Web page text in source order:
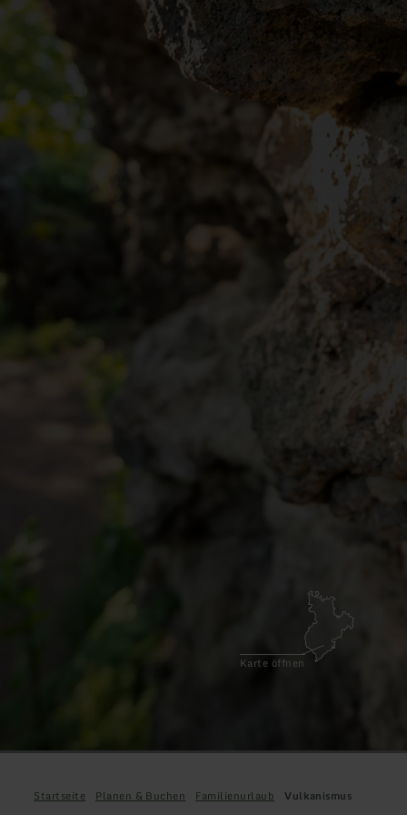
Karte öffnen
Startseite Planen & Buchen Familienurlaub Vulkanismus